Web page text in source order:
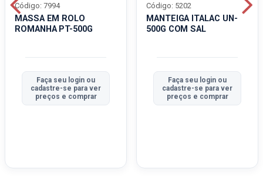
MASSA EM ROLO
ROMANHA PT-500G
Código: 7994
Faça seu login ou
cadastre-se para ver
preços e comprar
MANTEIGA ITALAC UN-
500G COM SAL
Código: 5202
Faça seu login ou
cadastre-se para ver
preços e comprar